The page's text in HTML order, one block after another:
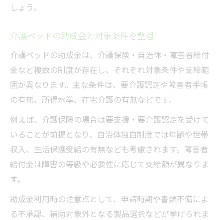
しょう。
介護ベッドの助成金と対象条件を整理
介護ベッドの助成金は、介護保険・自治体・障害者給付
金など複数の制度が存在し、それぞれ対象条件や支給範
囲が異なります。主な条件は、要介護認定や障害者手帳
の有無、所得水準、在宅介護の有無などです。
例えば、介護保険の場合は要支援・要介護認定を受けて
いることが前提となり、自治体独自制度では年齢や世帯
収入、生活保護受給の有無なども考慮されます。障害者
給付金は障害の等級や必要性に応じて支給額が異なりま
す。
助成金利用時の注意点として、申請時期や書類不備によ
る不承認、補助対象外となる製品選択などが挙げられま